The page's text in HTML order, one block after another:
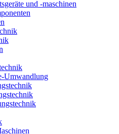
und -maschinen
Umwandlung